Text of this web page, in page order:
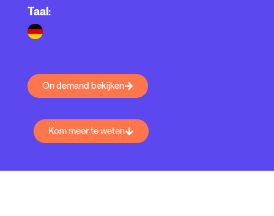
Taal:
On demand bekijken
Kom meer te weten